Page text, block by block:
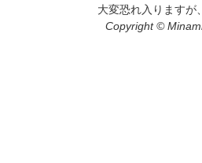
大変恐れ入りますが
Copyright ©